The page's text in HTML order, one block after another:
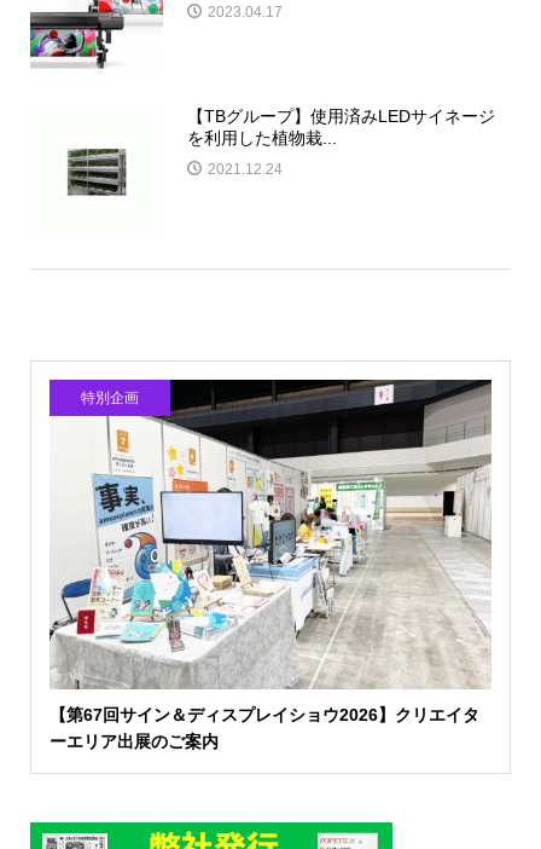
2023.04.17
【TBグループ】使用済みLEDサイネージ
を利用した植物栽...
2021.12.24
特別企画
【第67回サイン＆ディスプレイショウ2026】クリエイタ
ーエリア出展のご案内